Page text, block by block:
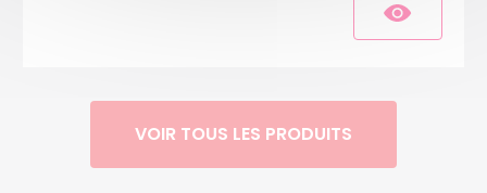
VOIR TOUS LES PRODUITS